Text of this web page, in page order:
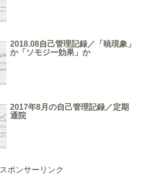
2018.08自己管理記録／「暁現象」
か「ソモジー効果」か
2017年8月の自己管理記録／定期
通院
スポンサーリンク